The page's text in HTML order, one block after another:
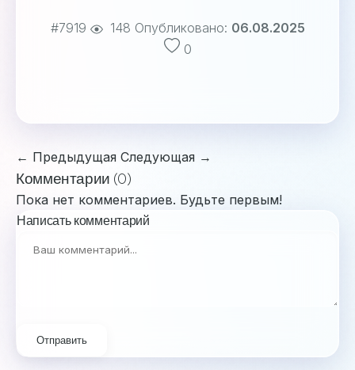
#7919 148 Опубликовано: 06.08.2025
0
← Предыдущая Следующая →
Комментарии (0)
Пока нет комментариев. Будьте первым!
Написать комментарий
Отправить